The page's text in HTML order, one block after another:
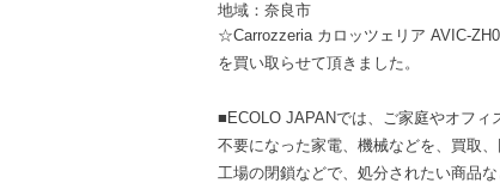
地域：奈良市
☆Carrozzeria カロッツェリア AVIC-
を買い取らせて頂きました。
■ECOLO JAPANでは、ご家庭やオフィ
不要になった家電、機械などを、買取、
工場の閉鎖などで、処分されたい商品な